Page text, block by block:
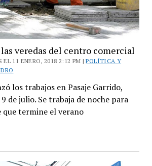
veredas del centro comercial
EL 11 ENERO, 2018 2:12 PM |POLÍTICA Y
los trabajos en Pasaje Garrido,
de julio. Se trabaja de noche para
termine el verano